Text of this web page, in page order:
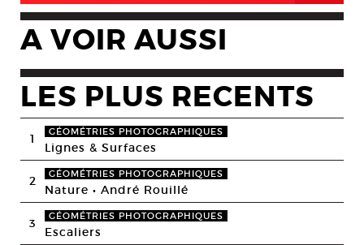
A VOIR AUSSI
LES PLUS RECENTS
1 GÉOMÉTRIES PHOTOGRAPHIQUES
Lignes & Surfaces
2 GÉOMÉTRIES PHOTOGRAPHIQUES
Nature • André Rouillé
3 GÉOMÉTRIES PHOTOGRAPHIQUES
Escaliers